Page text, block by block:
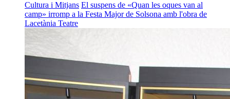
Cultura i Mitjans El suspens de «Quan les oques van al
camp» irromp a la Festa Major de Solsona amb l'obra de
Lacetània Teatre